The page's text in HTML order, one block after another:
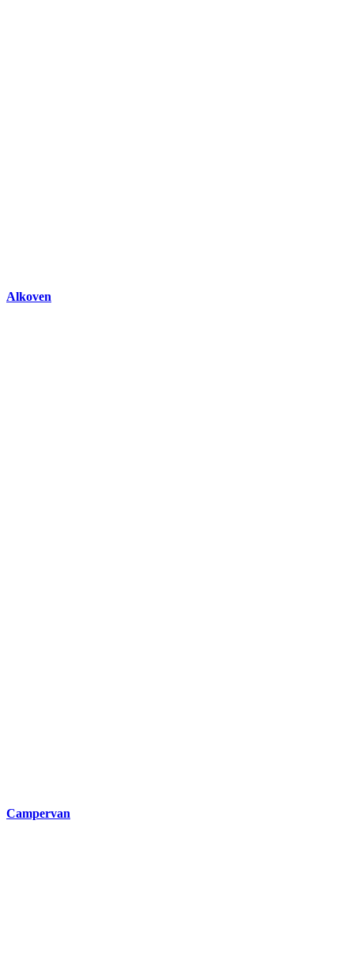
Alkoven
Campervan